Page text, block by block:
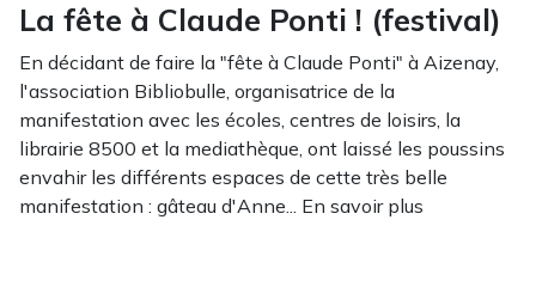
La fête à Claude Ponti ! (festival)
En décidant de faire la "fête à Claude Ponti" à Aizenay,
l'association Bibliobulle, organisatrice de la
manifestation avec les écoles, centres de loisirs, la
librairie 8500 et la mediathèque, ont laissé les poussins
envahir les différents espaces de cette très belle
manifestation : gâteau d'Anne... En savoir plus